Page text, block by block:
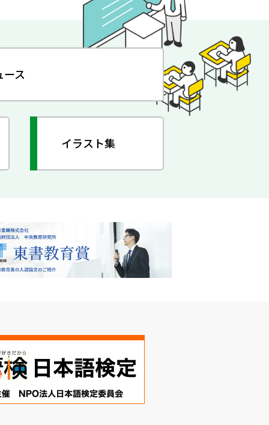
ース
イラスト集